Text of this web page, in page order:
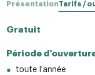
PrésentationTarifs /
Gratuit
Période
toute l'année